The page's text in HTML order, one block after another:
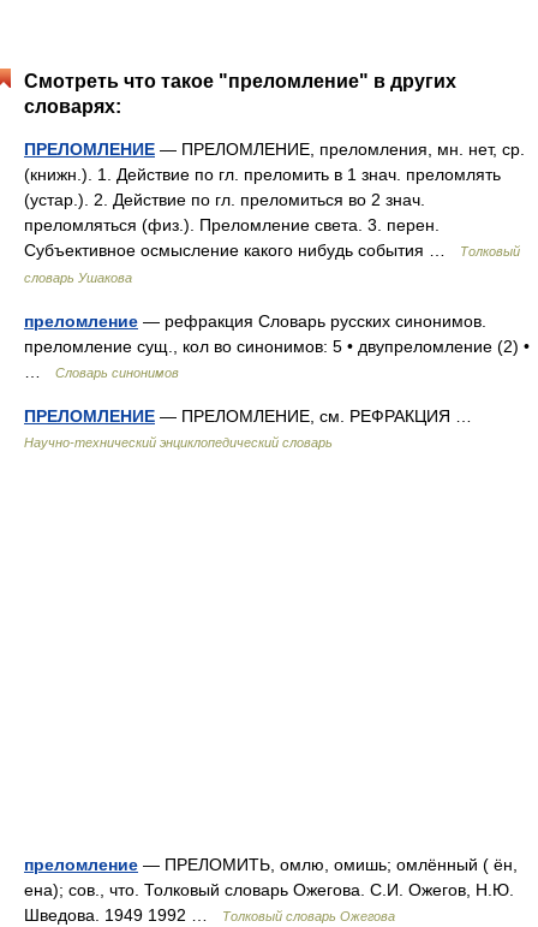
Смотреть что такое "преломление" в других
словарях:
ПРЕЛОМЛЕНИЕ — ПРЕЛОМЛЕНИЕ, преломления, мн. нет, ср.
(книжн.). 1. Действие по гл. преломить в 1 знач. преломлять
(устар.). 2. Действие по гл. преломиться во 2 знач.
преломляться (физ.). Преломление света. 3. перен.
Субъективное осмысление какого нибудь события …
Толковый
словарь Ушакова
преломление — рефракция Словарь русских синонимов.
преломление сущ., кол во синонимов: 5 • двупреломление (2) •
Словарь синонимов
ПРЕЛОМЛЕНИЕ — ПРЕЛОМЛЕНИЕ, см. РЕФРАКЦИЯ …
Научно-технический энциклопедический словарь
преломление — ПРЕЛОМИТЬ, омлю, омишь; омлённый ( ён,
ена); сов., что. Толковый словарь Ожегова. С.И. Ожегов, Н.Ю.
Шведова. 1949 1992 …
Толковый словарь Ожегова